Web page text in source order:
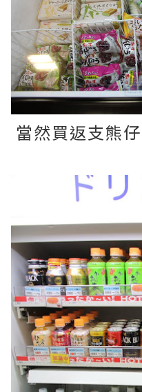
當然買返支熊